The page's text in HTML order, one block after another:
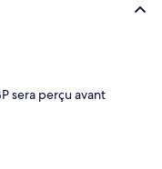
sera perçu avant